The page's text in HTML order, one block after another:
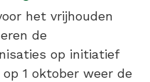
het vrijhouden
de
op initiatief
1 oktober weer de